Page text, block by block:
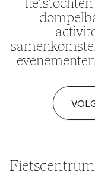
Fietscentrum